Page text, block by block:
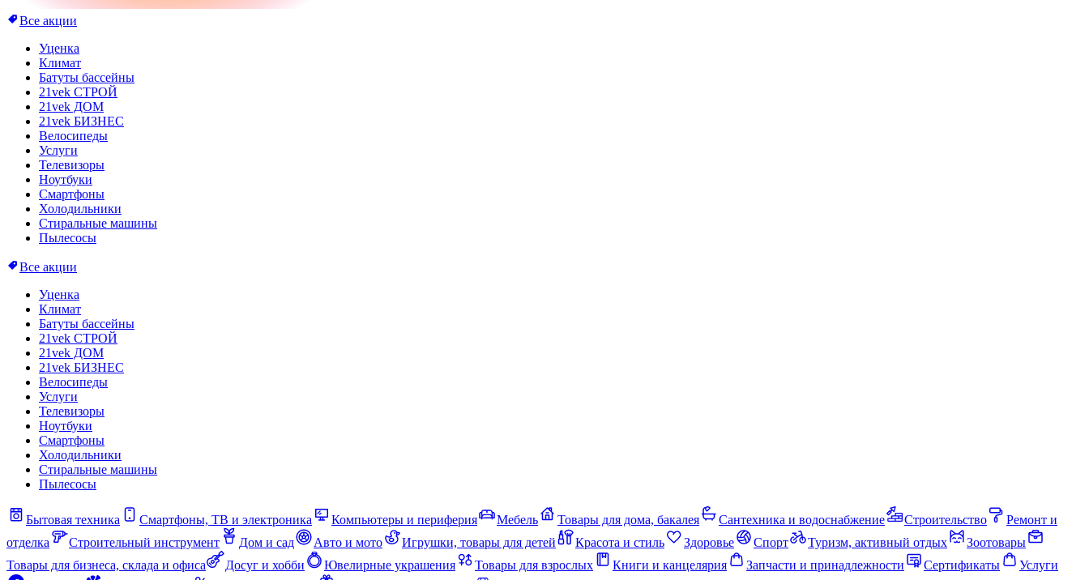
Все акции
Уценка
Климат
Батуты бассейны
21vek СТРОЙ
21vek ДОМ
21vek БИЗНЕС
Велосипеды
Услуги
Телевизоры
Ноутбуки
Смартфоны
Холодильники
Стиральные машины
Пылесосы
Все акции
Уценка
Климат
Батуты бассейны
21vek СТРОЙ
21vek ДОМ
21vek БИЗНЕС
Велосипеды
Услуги
Телевизоры
Ноутбуки
Смартфоны
Холодильники
Стиральные машины
Пылесосы
Бытовая техника Смартфоны, ТВ и электроника Компьютеры и периферия Мебель Товары для дома, бакалея Сантехника и водоснабжение Строительство
Ремонт и
отделка
Строительный инструмент Дом и сад Авто и мото Игрушки, товары для детей Красота и стиль Здоровье Спорт Туризм, активный отдых
Зоотовары
Товары для бизнеса, склада и офиса
Досуг и хобби Ювелирные украшения Товары для взрослых Книги и канцелярия Запчасти и принадлежности Сертификаты
Услуги